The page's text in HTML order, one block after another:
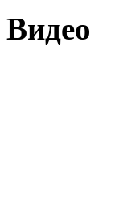
Видео